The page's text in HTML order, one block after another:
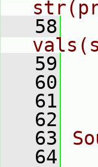
   58
   59
   60
   61
   62
   63
   64